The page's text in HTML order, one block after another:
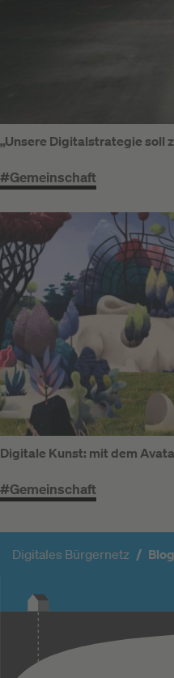
„Unsere Digitalstrategie soll
#Gemeinschaft
Digitale Kunst: mit dem
#Gemeinschaft
Digitales Bürgernetz Blog